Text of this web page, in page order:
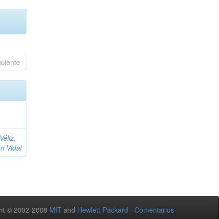
Vidal
© 2002-2008 MIT and Hewlett-Packard - Comentarios